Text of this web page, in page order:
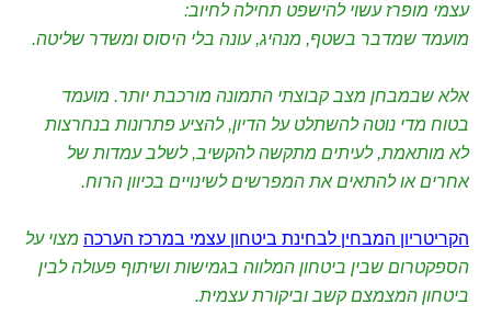
עצמי מופרז עשוי להישפט תחילה לחיוב:
מועמד שמדבר בשטף, מנהיג, עונה בלי היסוס ומשדר שליטה.
אלא שבמבחן מצב קבוצתי התמונה מורכבת יותר. מועמד
בטוח מדי נוטה להשתלט על הדיון, להציע פתרונות בנחרצות
לא מותאמת, לעיתים מתקשה להקשיב, לשלב עמדות של
אחרים או להתאים את המפרשים לשינויים בכיוון הרוח.
הקריטריון המבחין לבחינת ביטחון עצמי במרכז הערכה מצוי על
הספקטרום שבין ביטחון המלווה בגמישות ושיתוף פעולה לבין
ביטחון המצמצם קשב וביקורת עצמית.